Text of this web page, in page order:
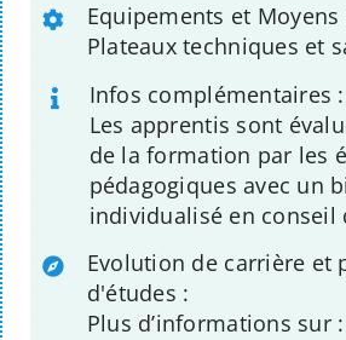
Equipements et Moyens
Plateaux techniques et
Infos complémentaires :
Les apprentis sont
de la formation par les
pédagogiques avec un
individualisé en conseil
Evolution de carrière et
d'études :
Plus d’informations sur :